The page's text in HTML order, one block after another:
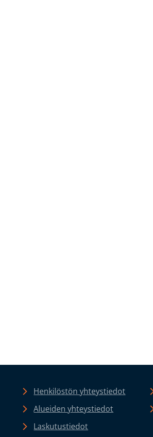
Henkilöstön yhteystiedot
Alueiden yhteystiedot
Laskutustiedot